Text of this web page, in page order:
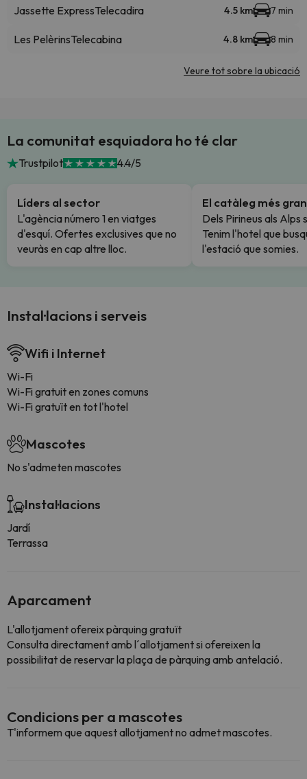
Jassette ExpressTelecadira 4.5 km 7 min
Les PelèrinsTelecabina 4.8 km 8 min
Veure tot sobre la ubicació
La comunitat esquiadora ho té clar
Trustpilot 4.4/5
Líders al sector
L'agència número 1 en viatges
d'esquí. Ofertes exclusives que no
veuràs en cap altre lloc.
El catàleg més gran
Dels Pirineus als Alps
Tenim l'hotel que
l'estació que somies.
Instal·lacions i serveis
Wifi i Internet
Wi-Fi
Wi-Fi gratuit en zones comuns
Wi-Fi gratuït en tot l'hotel
Mascotes
No s'admeten mascotes
Instal·lacions
Jardí
Terrassa
Aparcament
L'allotjament ofereix pàrquing gratuït
Consulta directament amb l´allotjament si ofereixen la
possibilitat de reservar la plaça de pàrquing amb antelació.
Condicions per a mascotes
T'informem que aquest allotjament no admet mascotes.